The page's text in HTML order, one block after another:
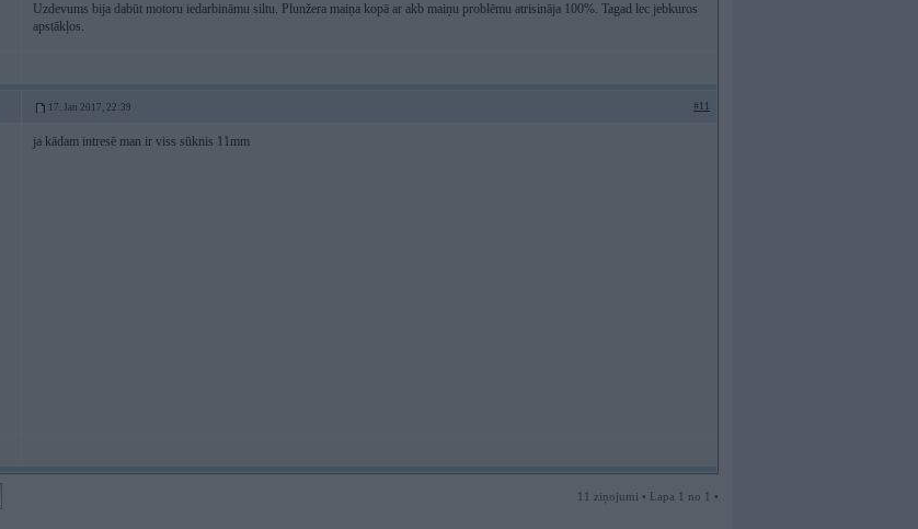
Uzdevums bija dabūt motoru iedarbināmu siltu. Plunžera maiņa kopā ar akb maiņu problēmu atrisināja 100%. Tagad lec jebkuros
apstākļos.
17. Jan 2017, 22:39 #11
ja kādam intresē man ir viss sūknis 11mm
11 ziņojumi • Lapa 1 no 1 •